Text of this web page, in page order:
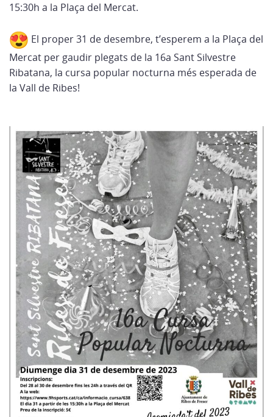
15:30h a la Plaça del Mercat.
El proper 31 de desembre, t’esperem a la Plaça del
Mercat per gaudir plegats de la 16a Sant Silvestre
Ribatana, la cursa popular nocturna més esperada de
la Vall de Ribes!